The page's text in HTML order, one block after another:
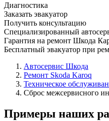
Диагностика
Заказать эвакуатор
Получить консультацию
Специализированный
Гарантия на ремонт Шкода
Бесплатный эвакуатор при
Автосервис Шкода
Ремонт Skoda Karoq
Техническое
Сброс межсервисного
Примеры наших